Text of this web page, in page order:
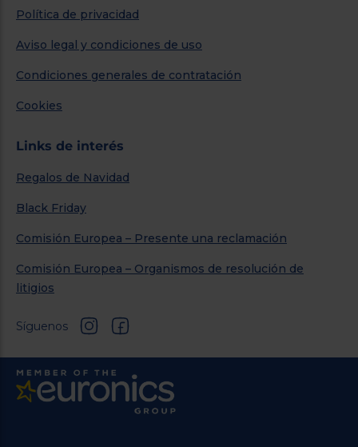
Política de privacidad
Aviso legal y condiciones de uso
Condiciones generales de contratación
Cookies
Links de interés
Regalos de Navidad
Black Friday
Comisión Europea – Presente una reclamación
Comisión Europea – Organismos de resolución de
litigios
Síguenos